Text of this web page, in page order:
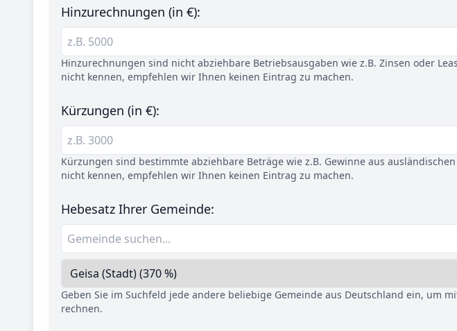
Hinzurechnungen (in €):
Hinzurechnungen sind nicht abziehbare Betriebsausgaben wie z.B. Zinsen oder
nicht kennen, empfehlen wir Ihnen keinen Eintrag zu machen.
Kürzungen (in €):
Kürzungen sind bestimmte abziehbare Beträge wie z.B. Gewinne aus
nicht kennen, empfehlen wir Ihnen keinen Eintrag zu machen.
Hebesatz Ihrer Gemeinde:
Geben Sie im Suchfeld jede andere beliebige Gemeinde aus Deutschland ein, um
rechnen.